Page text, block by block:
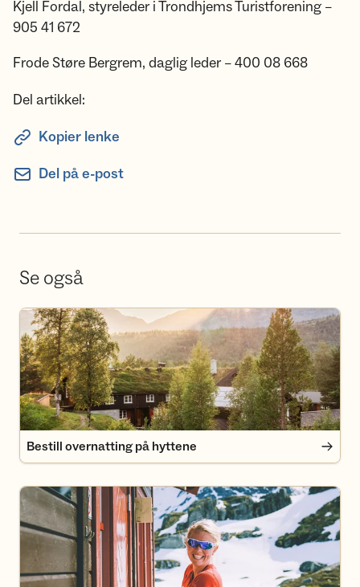
Kjell Fordal, styreleder i Trondhjems Turistforening –
905 41 672
Frode Støre Bergrem, daglig leder – 400 08 668
Del artikkel:
Kopier lenke
Del på e-post
Se også
Bestill overnatting på hyttene
Bestill overnatting på hyttene
Bli medlem